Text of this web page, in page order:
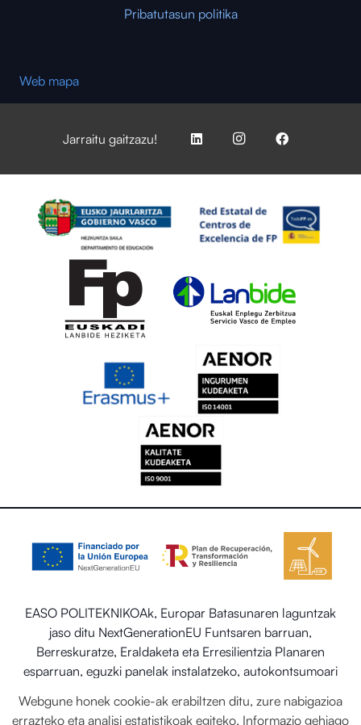
Pribatutasun politika
Web mapa
Jarraitu gaitzazu!
EASO POLITEKNIKOAk, Europar Batasunaren laguntzak
jaso ditu NextGenerationEU Funtsaren barruan,
Berreskuratze, Eraldaketa eta Erresilientzia Planaren
esparruan, eguzki panelak instalatzeko, autokontsumoari
berriztagarriekin, baita ere Trantsizio Ekologikorako eta
Webgune honek cookie-ak erabiltzen ditu, zure nabigazioa
errazteko eta analisi estatistikoak egiteko. Informazio gehiago